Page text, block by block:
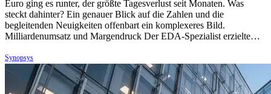
Euro ging es runter, der größte Tagesverlust seit Monaten. Was
steckt dahinter? Ein genauer Blick auf die Zahlen und die
begleitenden Neuigkeiten offenbart ein komplexeres Bild.
Milliardenumsatz und Margendruck Der EDA-Spezialist erzielte…
Synopsys